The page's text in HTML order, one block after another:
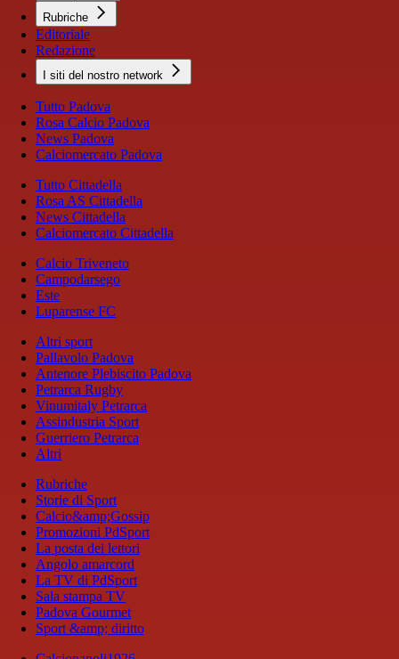
Rubriche
Editoriale
Redazione
I siti del nostro network
Tutto Padova
Rosa Calcio Padova
News Padova
Calciomercato Padova
Tutto Cittadella
Rosa AS Cittadella
News Cittadella
Calciomercato Cittadella
Calcio Triveneto
Campodarsego
Este
Luparense FC
Altri sport
Pallavolo Padova
Antenore Plebiscito Padova
Petrarca Rugby
Vinumitaly Petrarca
Assindustria Sport
Guerriero Petrarca
Altri
Rubriche
Storie di Sport
Calcio&amp;Gossip
Promozioni PdSport
La posta dei lettori
Angolo amarcord
La TV di PdSport
Sala stampa TV
Padova Gourmet
Sport &amp; diritto